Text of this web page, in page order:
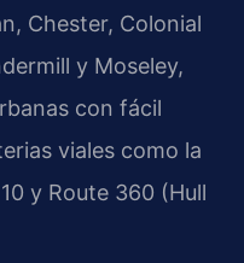
Chester, Colonial
y Moseley,
con fácil
viales como la
y Route 360 (Hull